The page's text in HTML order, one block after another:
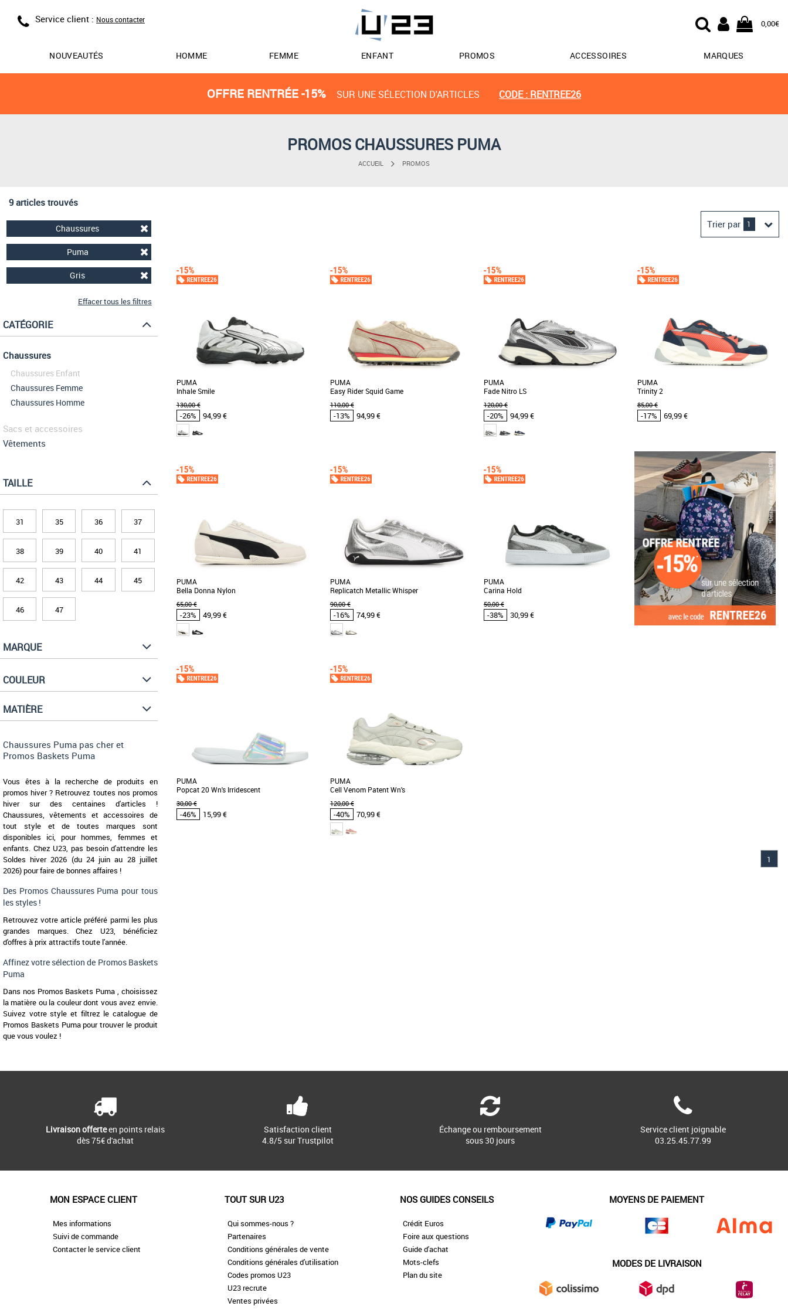
Service client : Nous contacter 0,00€
NOUVEAUTÉS HOMME FEMME ENFANT PROMOS ACCESSOIRES MARQUES
OFFRE RENTRÉE -15% SUR UNE SÉLECTION D'ARTICLES CODE : RENTREE26
PROMOS CHAUSSURES PUMA
ACCUEIL PROMOS
9 articles trouvés
Chaussures
Puma
Gris
Effacer tous les filtres
CATÉGORIE
Chaussures
Chaussures Enfant
Chaussures Femme
Chaussures Homme
Sacs et accessoires
Vêtements
TAILLE
31 35 36 37
38 39 40 41
42 43 44 45
46 47
MARQUE
COULEUR
MATIÈRE
Chaussures Puma pas cher et
Promos Baskets Puma
Vous êtes à la recherche de produits en
promos hiver ? Retrouvez toutes nos promos
hiver sur des centaines d'articles !
Chaussures, vêtements et accessoires de
tout style et de toutes marques sont
disponibles ici, pour hommes, femmes et
enfants. Chez U23, pas besoin d'attendre les
Soldes hiver 2026 (du 24 juin au 28 juillet
2026) pour faire de bonnes affaires !
Des Promos Chaussures Puma pour tous
les styles !
Retrouvez votre article préféré parmi les plus
grandes marques. Chez U23, bénéficiez
d'offres à prix attractifs toute l'année.
Affinez votre sélection de Promos Baskets
Puma
Dans nos Promos Baskets Puma , choisissez
la matière ou la couleur dont vous avez envie.
Suivez votre style et filtrez le catalogue de
Promos Baskets Puma pour trouver le produit
que vous voulez !
Trier par 1
Meilleures remises
PUMA
Inhale Smile
130,00 €
-26% 94,99 €
Chaussures Puma pas cher et Promos Baskets
Puma
Découvre tes nouvelles sneakers préférées.
PUMA
Easy Rider Squid Game
110,00 €
-13% 94,99 €
Chaussures Puma pas cher et Promos Baskets
Puma
Découvrez les PUMA Easy Rider Squid Game,
PUMA
Fade Nitro LS
120,00 €
-20% 94,99 €
Chaussures Puma pas cher et Promos Baskets
Puma
Découvrez les PUMA Fade Nitro LS, des
PUMA
Trinity 2
85,00 €
-17% 69,99 €
43
Chaussures Puma pas cher et Promos Baskets
Puma
La Trinity 2 s'inscrit dans l'esthétique Futro de
PUMA, inspirée de son héritage en le
réinterprétant [...]
PUMA
Bella Donna Nylon
65,00 €
-23% 49,99 €
Chaussures Puma pas cher et Promos Baskets
Puma
Découvrez la PUMA Bella Donna Nylon, une
PUMA
Replicatch Metallic Whisper
90,00 €
-16% 74,99 €
Chaussures Puma pas cher et Promos Baskets
Puma
Découvrez la PUMA Replicatch Metallic
PUMA
Carina Hold
50,00 €
-38% 30,99 €
PUMA
Popcat 20 Wn's Irridescent
30,00 €
-46% 15,99 €
PUMA
Cell Venom Patent Wn's
120,00 €
-40% 70,99 €
1
Livraison offerteen points relais
dès 75€ d'achat
Satisfaction client
4.8/5 sur Trustpilot
Échange ou remboursement
sous 30 jours
Service client joignable
03.25.45.77.99
MON ESPACE CLIENT
Mes informations
Suivi de commande
Contacter le service client
TOUT SUR U23
Qui sommes-nous ?
Partenaires
Conditions générales de vente
Conditions générales d'utilisation
Codes promos U23
U23 recrute
Ventes privées
NOS GUIDES CONSEILS
Crédit Euros
Foire aux questions
Guide d'achat
Mots-clefs
Plan du site
MOYENS DE PAIEMENT
MODES DE LIVRAISON